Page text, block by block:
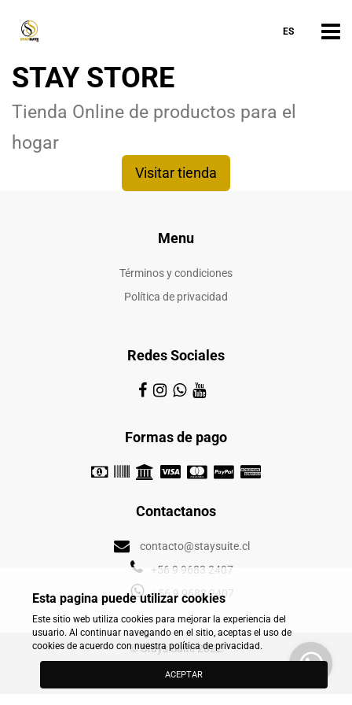
ES
STAY STORE
Tienda Online de productos para el
hogar
Visitar tienda
Menu
Términos y condiciones
Política de privacidad
Redes Sociales
Formas de pago
Contactanos
contacto@staysuite.cl
+56 9 9683 2407
+56 9 9683 2407
© Stays Suite 2022
powered by stays.net
software de aluguel de temporada
Esta pagina puede utilizar cookies
Este sitio web utiliza cookies para mejorar la experiencia del
usuario. Al continuar navegando en el sitio, aceptas el uso de
cookies de acuerdo con nuestra política de privacidad.
ACEPTAR